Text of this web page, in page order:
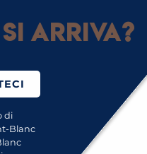
arriva?
di
Blanc